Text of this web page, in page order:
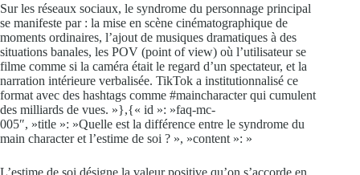
Sur les réseaux sociaux, le syndrome du personnage principal
se manifeste par : la mise en scène cinématographique de
moments ordinaires, l’ajout de musiques dramatiques à des
situations banales, les POV (point of view) où l’utilisateur se
filme comme si la caméra était le regard d’un spectateur, et la
narration intérieure verbalisée. TikTok a institutionnalisé ce
format avec des hashtags comme #maincharacter qui cumulent
des milliards de vues. »},{« id »: »faq-mc-
005″, »title »: »Quelle est la différence entre le syndrome du
main character et l’estime de soi ? », »content »: »
L’estime de soi désigne la valeur positive qu’on s’accorde en